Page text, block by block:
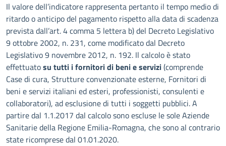
Il valore dell’indicatore rappresenta pertanto il tempo medio di
ritardo o anticipo del pagamento rispetto alla data di scadenza
prevista dall’art. 4 comma 5 lettera b) del Decreto Legislativo
9 ottobre 2002, n. 231, come modificato dal Decreto
Legislativo 9 novembre 2012, n. 192. Il calcolo è stato
effettuatosu tutti i fornitori di beni e servizi(comprende
Case di cura, Strutture convenzionate esterne, Fornitori di
beni e servizi italiani ed esteri, professionisti, consulenti e
collaboratori), ad esclusione di tutti i soggetti pubblici. A
partire dal 1.1.2017 dal calcolo sono escluse le sole Aziende
Sanitarie della Regione Emilia-Romagna, che sono al contrario
state ricomprese dal 01.01.2020.